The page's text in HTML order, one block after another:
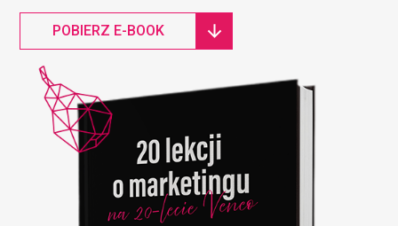
POBIERZ E-BOOK